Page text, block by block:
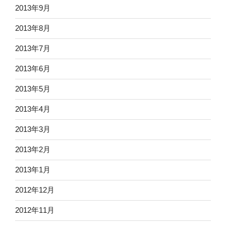
2013年9月
2013年8月
2013年7月
2013年6月
2013年5月
2013年4月
2013年3月
2013年2月
2013年1月
2012年12月
2012年11月